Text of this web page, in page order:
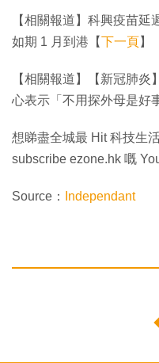
【相關報道】科興疫苗
如期 1 月到港【下一頁】
【相關報道】【新冠肺
心表示「不用探外母是好
想睇盡全城最 Hit 科技生
subscribe ezone.hk 嘅
Source： Independant